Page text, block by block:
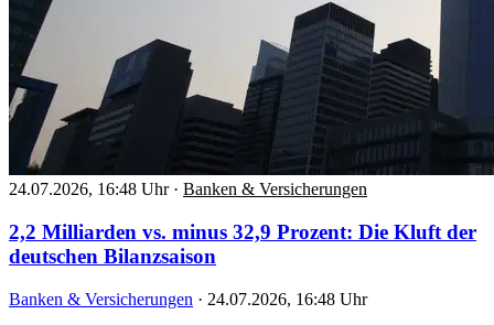
24.07.2026, 16:48 Uhr · Banken & Versicherungen
2,2 Milliarden vs. minus 32,9 Prozent: Die Kluft der
deutschen Bilanzsaison
Banken & Versicherungen · 24.07.2026, 16:48 Uhr